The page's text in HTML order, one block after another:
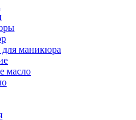
маникюра
масло